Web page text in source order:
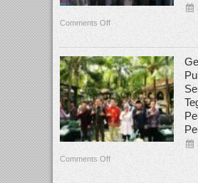
Comments Off
Comments Off